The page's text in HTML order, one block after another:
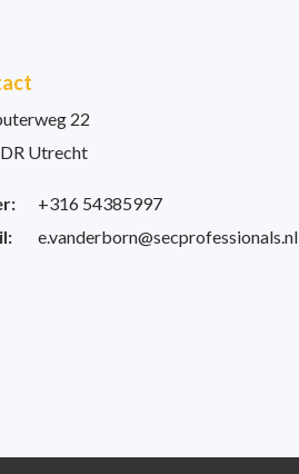
22
Utrecht
+316 54385997
e.vanderborn@secprofessionals.nl